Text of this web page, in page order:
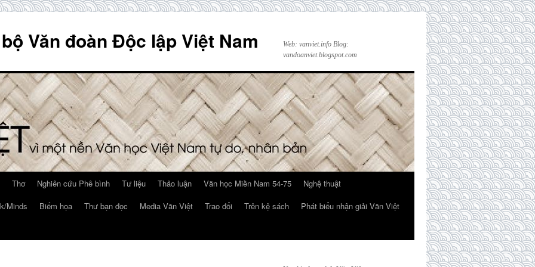
Văn đoàn Độc lập Việt Nam
Web: vanviet.info Blog:
vandoanviet.blogspot.com
Thơ Nghiên cứu Phê bình Tư liệu Thảo luận Văn học Miền Nam 54-75
Nghệ thuật
Minds Biếm họa Thư bạn đọc Media Văn Việt Trao đổi Trên kệ sách
Phát biểu nhận giải Văn Việt